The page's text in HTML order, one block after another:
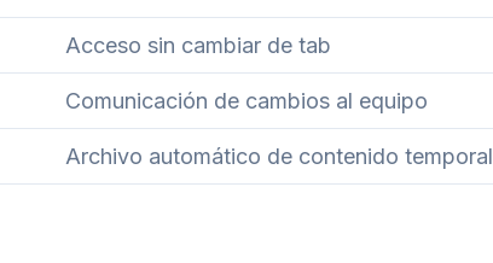
Acceso sin cambiar de tab
Comunicación de cambios al equipo
Archivo automático de contenido temporal